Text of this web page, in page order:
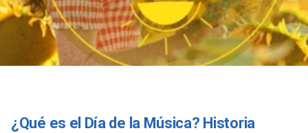
¿Qué es el Día de la Música? Historia